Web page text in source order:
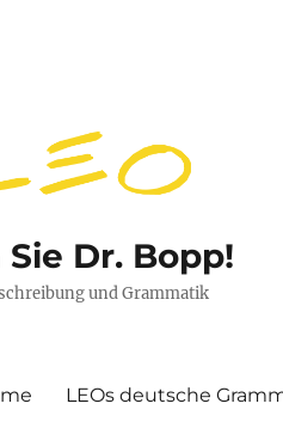
Dr. Bopp!
und Grammatik
LEOs deutsche